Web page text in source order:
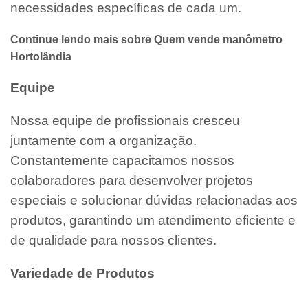
necessidades específicas de cada um.
Continue lendo mais sobre Quem vende manômetro
Hortolândia
Equipe
Nossa equipe de profissionais cresceu
juntamente com a organização.
Constantemente capacitamos nossos
colaboradores para desenvolver projetos
especiais e solucionar dúvidas relacionadas aos
produtos, garantindo um atendimento eficiente e
de qualidade para nossos clientes.
Variedade de Produtos